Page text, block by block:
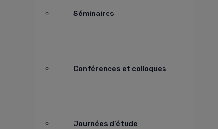
Séminaires
Conférences et colloques
Journées d’étude